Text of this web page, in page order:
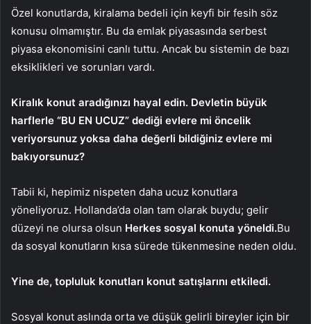
Özel konutlarda, kiralama bedeli için keyfi bir fesih söz
konusu olmamıştır. Bu da emlak piyasasında serbest
piyasa ekonomisini canlı tuttu. Ancak bu sistemin de bazı
eksiklikleri ve sorunları vardı.
Kiralık konut aradığınızı hayal edin. Devletin büyük
harflerle “BU EN UCUZ” dediği evlere mi öncelik
veriyorsunuz yoksa daha değerli bildiğiniz evlere mi
bakıyorsunuz?
Tabii ki, hepimiz nispeten daha ucuz konutlara
yöneliyoruz. Hollanda’da olan tam olarak buydu; gelir
düzeyi ne olursa olsun Herkes sosyal konuta yöneldi.Bu
da sosyal konutların kısa sürede tükenmesine neden oldu.
Yine de, topluluk konutları konut satışlarını etkiledi.
Sosyal konut aslında orta ve düşük gelirli bireyler için bir